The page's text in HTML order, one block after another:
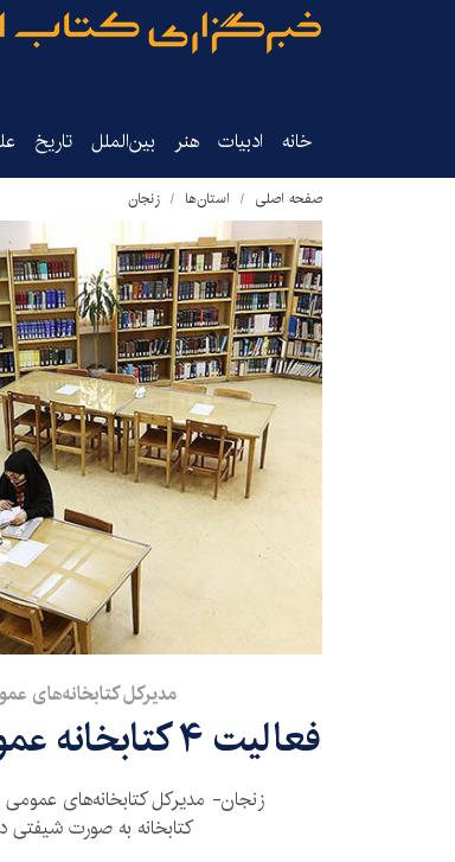
خانه ادبیات هنر بین‌الملل تاریخ‌
صفحه اصلی استان‌ها زنجان
مدیرکل کتابخانه‌های
فعالیت ۴ کتابخانه عمومی زنجان در ایام نوروز
زنجان- مدیرکل کتابخانه‌های
کتابخانه به صورت شیفتی